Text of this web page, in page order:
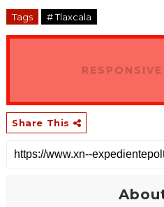
Tags # Tlaxcala
Share This